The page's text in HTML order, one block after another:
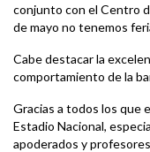
conjunto con el Centro
de mayo no tenemos
Cabe destacar la
comportamiento de la
Gracias a todos los que
Estadio Nacional,
apoderados y